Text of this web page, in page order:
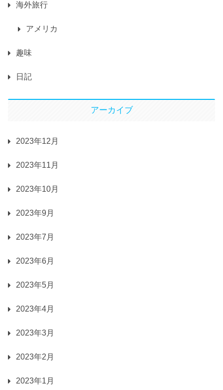
海外旅行
アメリカ
趣味
日記
アーカイブ
2023年12月
2023年11月
2023年10月
2023年9月
2023年7月
2023年6月
2023年5月
2023年4月
2023年3月
2023年2月
2023年1月